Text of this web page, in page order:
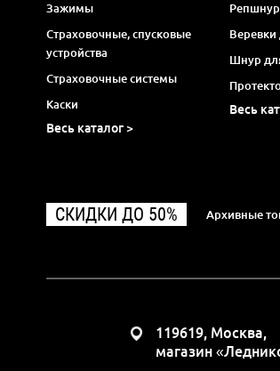
Зажимы
Страховочные, спусковые
устройства
Страховочные системы
Каски
Весь каталог >
Веревки
Шнур
Весь
СКИДКИ ДО 50% Архивные
119619, Москва,
магазин